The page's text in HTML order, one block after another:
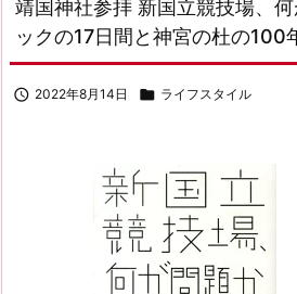
靖国神社参拝 新国立競技場、
ックの17日間と神宮の杜の100
 2022年8月14日  ライフスタイル